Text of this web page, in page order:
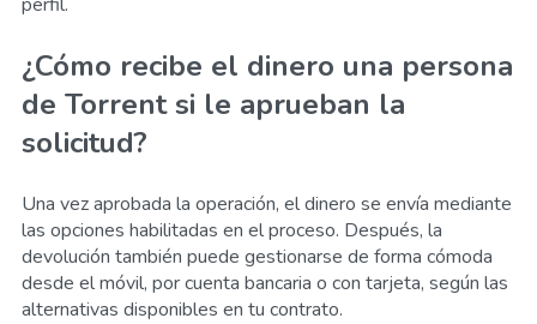
¿Cómo recibe el dinero una persona
de Torrent si le aprueban la
solicitud?
Una vez aprobada la operación, el dinero se envía mediante
las opciones habilitadas en el proceso. Después, la
devolución también puede gestionarse de forma cómoda
desde el móvil, por cuenta bancaria o con tarjeta, según las
alternativas disponibles en tu contrato.